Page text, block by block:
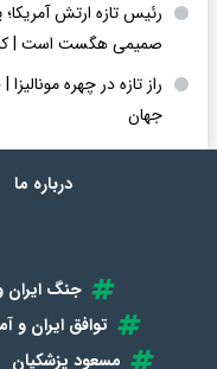
رئیس تازه ارتش
صمیمی هگست است |
راز تازه در چهره
جهان
درباره ما
جنگ ایران
توافق ایران و
مسعود پزشکیان